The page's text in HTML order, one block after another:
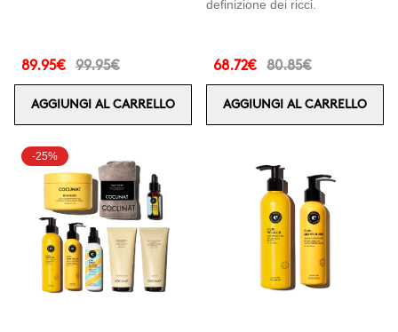
89.95€ 99.95€
AGGIUNGI AL CARRELLO
definizione dei ricci.
68.72€ 80.85€
AGGIUNGI AL CARRELLO
-25%